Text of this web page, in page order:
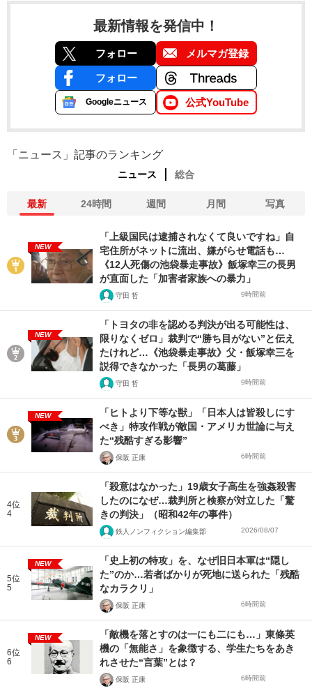
最新情報を発信中！
フォロー メルマガ登録
フォロー
Googleニュース 公式YouTube
「ニュース」記事のランキング
ニュース 総合
最新 24時間 週間 月間 写真
NEW
「上級国民は逮捕されなくて良いですね」自
宅住所がネットに流出、嫌がらせ電話も…
《12人死傷の池袋暴走事故》飯塚幸三の長男
が直面した「加害者家族への暴力」
守田 哲 9時間前
NEW
「トヨタの非を認める判決が出る可能性は、
限りなくゼロ」裁判で“勝ち目がない”と伝え
たけれど…《池袋暴走事故》父・飯塚幸三を
説得できなかった「長男の葛藤」
守田 哲 9時間前
NEW
「ヒトより下等な獣」「日本人は皆殺しにす
べき」特攻作戦が敵国・アメリカ世論に与え
た“残酷すぎる影響”
保阪 正康 6時間前
4位
4
「殺意はなかった」19歳女子高生を強姦殺害
したのになぜ…裁判所と検察が対立した「驚
きの判決」（昭和42年の事件）
鉄人ノンフィクション編集部 2026/08/07
5位
5
NEW
「史上初の特攻」を、なぜ旧日本軍は“隠し
た”のか…若者ばかりが死地に送られた「残酷
なカラクリ」
保阪 正康 6時間前
6位
6
NEW
「敵機を落とすのは一にも二にも…」東條英
機の「無能さ」を象徴する、学生たちをあき
れさせた“言葉”とは？
保阪 正康 6時間前